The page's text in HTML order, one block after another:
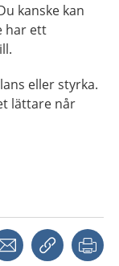
kanske kan
har ett
eller styrka.
lättare når
Dela via mejlKopiera länk